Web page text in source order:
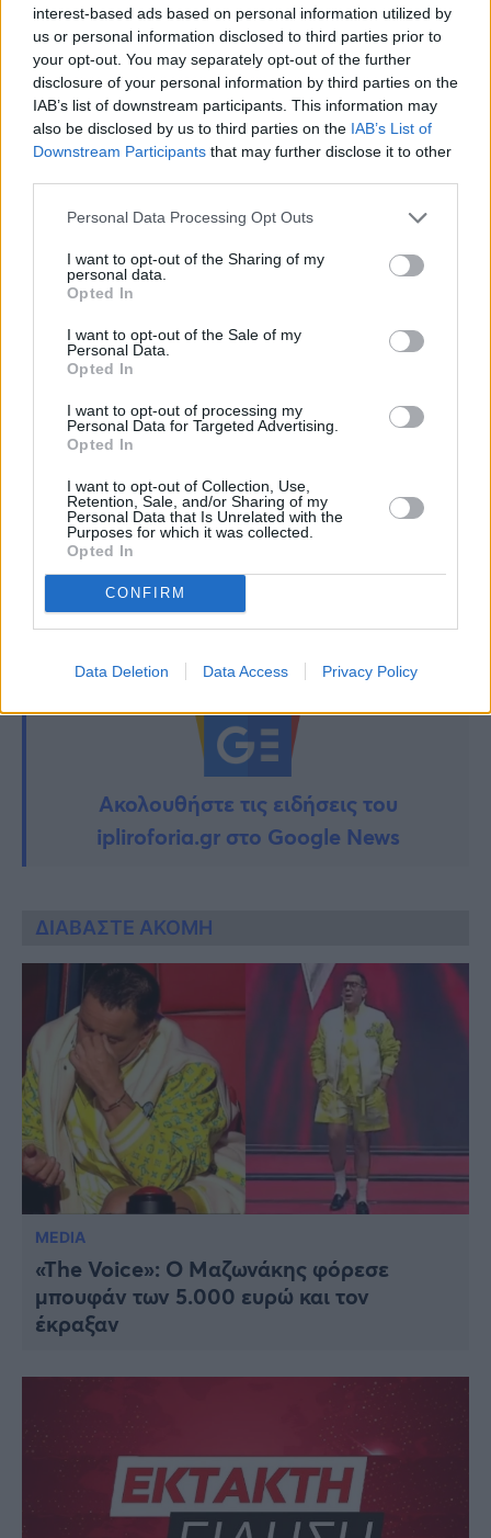
interest-based ads based on personal information utilized by
us or personal information disclosed to third parties prior to
your opt-out. You may separately opt-out of the further
disclosure of your personal information by third parties on the
IAB’s list of downstream participants. This information may
also be disclosed by us to third parties on the IAB’s List of
Downstream Participants that may further disclose it to other
Personal Data Processing Opt Outs
I want to opt-out of the Sharing of my
personal data.
Opted In
I want to opt-out of the Sale of my
Personal Data.
Opted In
I want to opt-out of processing my
Personal Data for Targeted Advertising.
Opted In
I want to opt-out of Collection, Use,
Retention, Sale, and/or Sharing of my
Personal Data that Is Unrelated with the
Purposes for which it was collected.
Opted In
CONFIRM
Data Deletion Data Access Privacy Policy
ΠερισσότερεςΕιδήσεις σήμερα
Εορτολόγιο 29 Ιουνίου: Ποιοι γιορτάζουν
σήμερα – Οι Πρωτοκορυφαίοι απόστολοι της
Καιρός: Σαρωτική μεταβολή του σκηνικού
την Κυριακή – Συναγερμός για έξι περιοχές
Επίδομα για συνταξιούχους στις 10 Ιουλίου:
Αναλυτικά οι δικαιούχοι
TAGS:
ΓΙΩΡΓΟΣ ΜΑΖΩΝΑΚΗΣ
Ακολουθήστε τις ειδήσεις του
ipliroforia.gr στο Google News
ΔΙΑΒΑΣΤΕ ΑΚΟΜΗ
MEDIA
«The Voice»: Ο Μαζωνάκης φόρεσε
μπουφάν των 5.000 ευρώ και τον
έκραξαν